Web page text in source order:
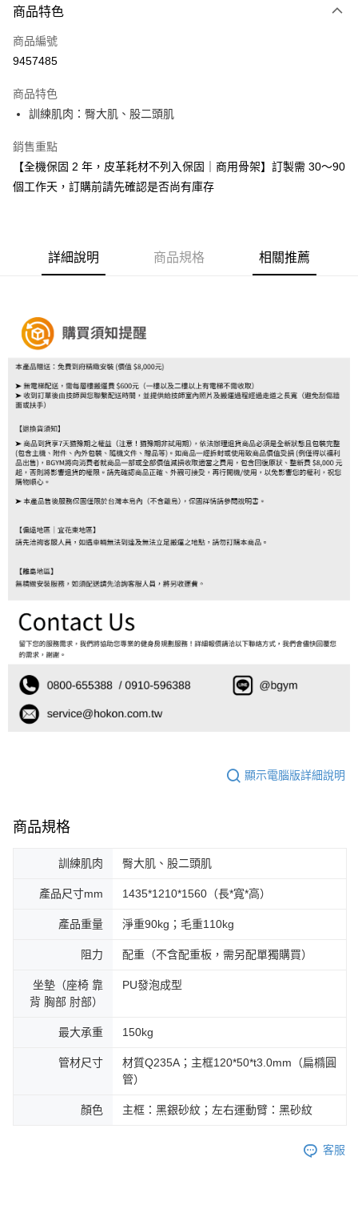
信用卡一次付款
運送方式
小型商品提供宅配服務；大型商品到府安裝（不含宜花東、偏遠地
區及離島，另行報價約3000–6000元)
商品特色
商品編號
9457485
商品特色
訓練肌肉：臀大肌、股二頭肌
銷售重點
【全機保固 2 年，皮革耗材不列入保固｜商用骨架】訂製需 30～90
個工作天，訂購前請先確認是否尚有庫存
詳細說明 商品規格 相關推薦
顯示電腦版詳細說明
商品規格
訓練肌肉 臀大肌、股二頭肌
產品尺寸mm 1435*1210*1560（長*寬*高）
產品重量 淨重90kg；毛重110kg
阻力 配重（不含配重板，需另配單獨購買）
坐墊（座椅 靠
背 胸部 肘部）
PU發泡成型
最大承重 150kg
管材尺寸
材質Q235A；主框120*50*t3.0mm（扁橢圓
管）
顏色 主框：黑銀砂紋；左右運動臂：黑砂紋
客服